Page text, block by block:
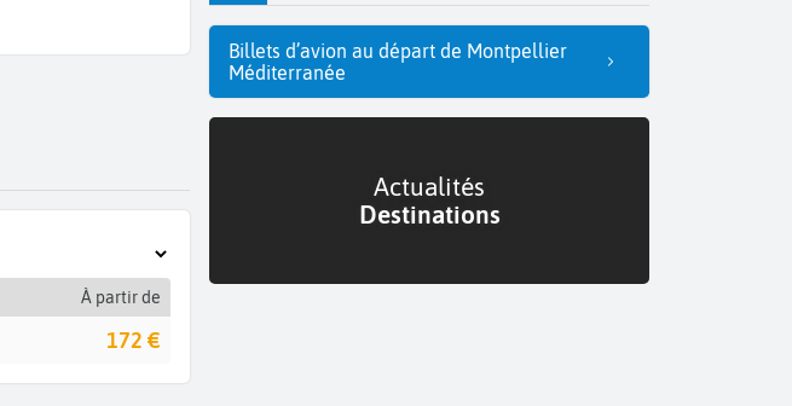
À partir de
172 €
Billets d’avion au départ de Montpellier
Méditerranée
Actualités
Destinations